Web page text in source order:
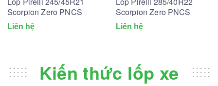
Scorpion Zero PNCS
Liên hệ
Scorpion Zero PNCS
Liên hệ
Kiến thức lốp xe